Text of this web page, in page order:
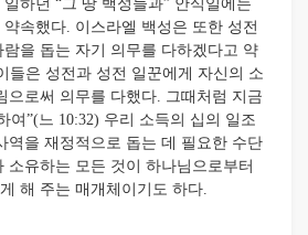
하던 “그 땅 백성들과” 안식일에는
속했다. 이스라엘 백성은 또한 성전
을 돕는 자기 의무를 다하겠다고 약
들은 성전과 성전 일꾼에게 자신의 소
으로써 의무를 다했다. 그때처럼 지금
여”(느 10:32) 우리 소득의 십의 일조
역을 재정적으로 돕는 데 필요한 수단
소유하는 모든 것이 하나님으로부터
해 주는 매개체이기도 하다.